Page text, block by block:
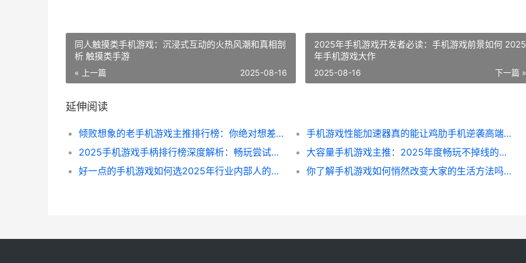
同人触摸类手机游戏：沉浸式互动的火热风潮和真相剖
析 触摸类手游
« 上一篇 2025-08-16
2025年手机游戏开发者必读：手机游戏前景如何 2025
年手机游戏大作
下一篇 »
2025-08-16
延伸阅读
倾败想象的老手机游戏主推排行榜：你绝对想差点哪些典范逆袭重返热榜 倾败想象的老手是谁
手机游戏性能加速器真的能让鸡肋手机逆袭高端一场看不见硝烟的极点加速实验 手机游戏性能加速
2025手机游戏手柄排行榜深度解析：畅玩尝试背后的细节和选择 2821游戏手机
大容量手机游戏主推：2025年度畅玩不掉线的硬核选择和玩家尝试 容量大的手机游戏
好一点的手机游戏如何选2025年行业内部人的避坑同享 好一点的手机游戏有哪些
你了解手机游戏如何悄然改变大家的生活方法吗 了解手机游戏对学生的危害有